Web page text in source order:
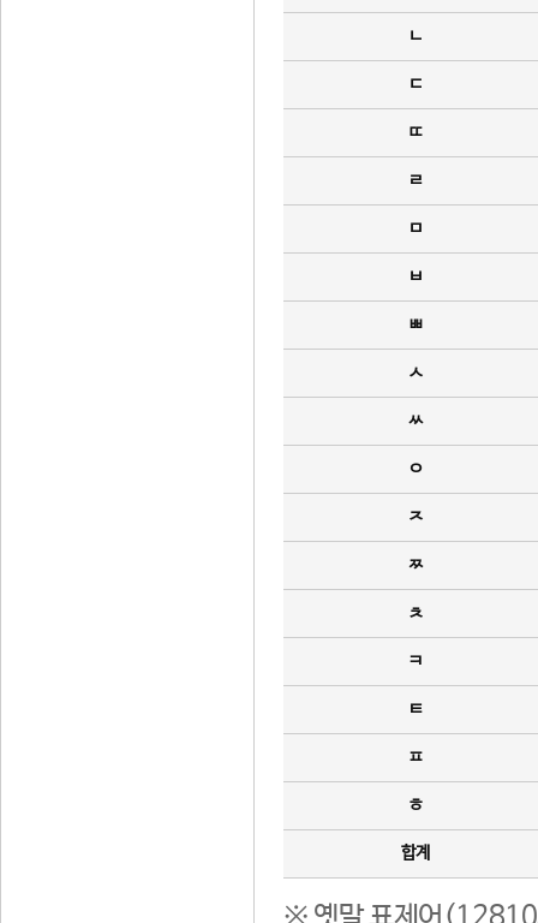
ㄴ
ㄷ
ㄸ
ㄹ
ㅁ
ㅂ
ㅃ
ㅅ
ㅆ
ㅇ
ㅈ
ㅉ
ㅊ
ㅋ
ㅌ
ㅍ
ㅎ
합계